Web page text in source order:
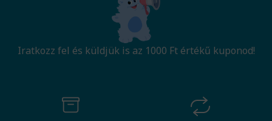
Iratkozz fel és küldjük is az 1000 Ft értékű kuponod!